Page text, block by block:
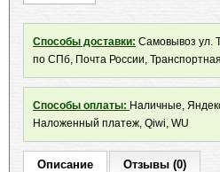
Способы доставки: Самовывоз ул.
по СПб, Почта России,
Способы оплаты: Наличные,
Наложенный платеж, Qiwi, WU
Описание Отзывы (0)